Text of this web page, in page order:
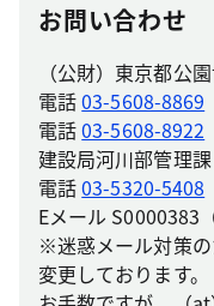
お問い合わせ
（公財）東京都公
電話03-5608-8869
電話03-5608-8922
建設局河川部管理課
電話03-5320-5408
Eメール
※迷惑メール対策
変更しております。